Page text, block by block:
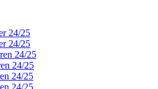
24/25
24/25
24/25
24/25
24/25